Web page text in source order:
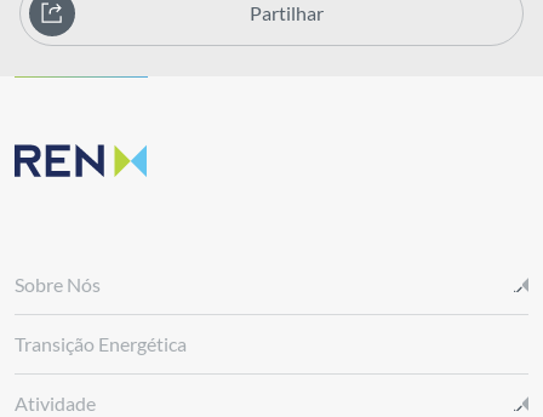
Partilhar
Sobre Nós
Transição Energética
Atividade